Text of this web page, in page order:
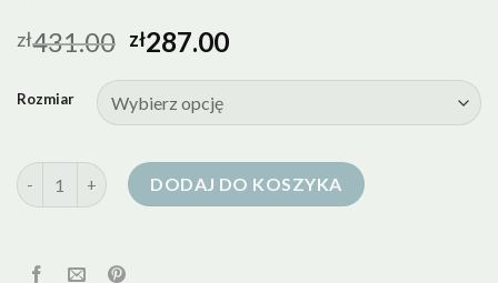
zł431.00 zł287.00
Rozmiar
ilość kurtka puchowa czerwona damska
DODAJ DO KOSZYKA